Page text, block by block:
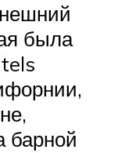
была
барной